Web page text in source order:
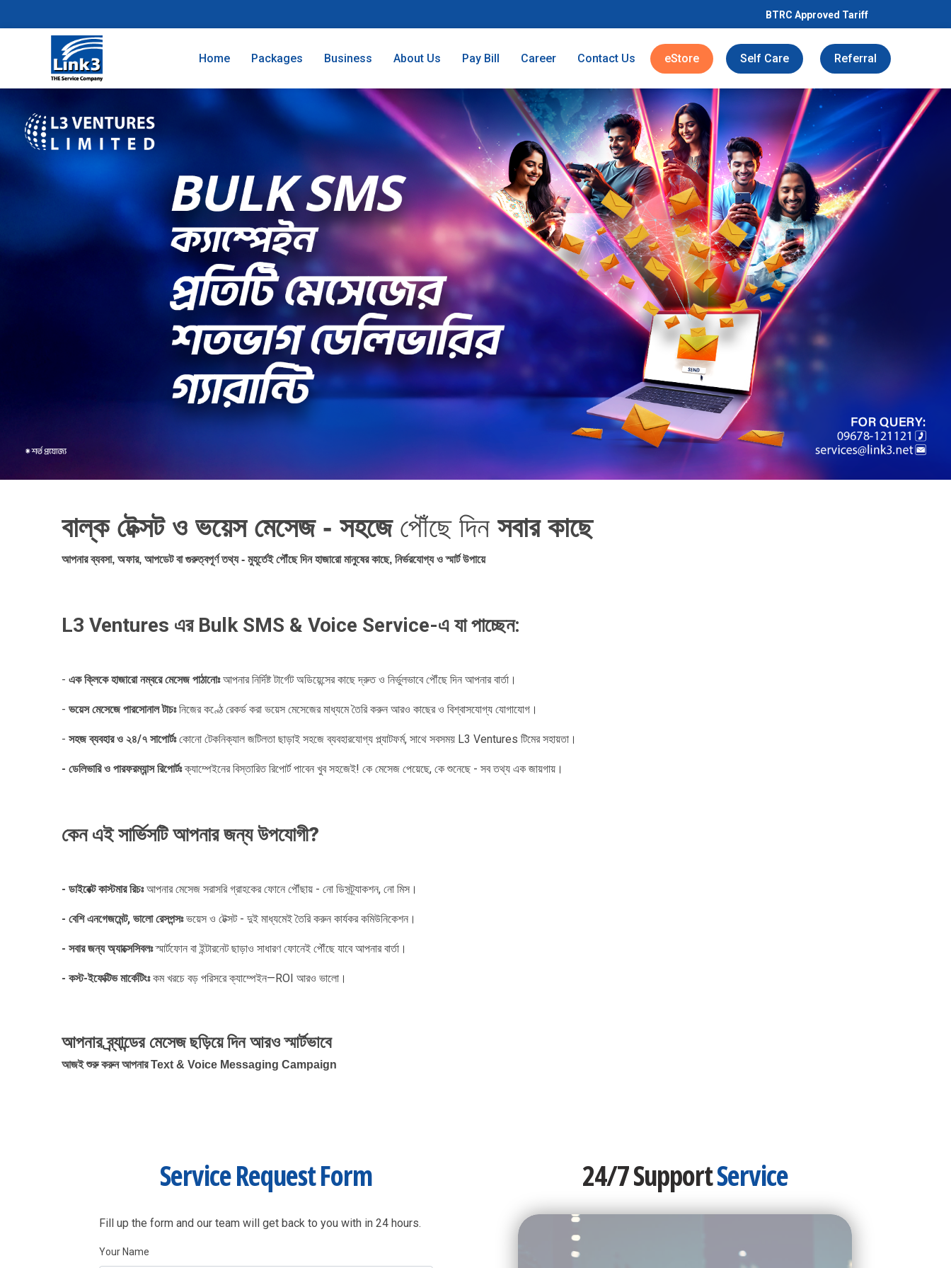
BTRC Approved Tariff
Home Packages Business About Us Pay Bill Career Contact Us eStore Self Care Referral
বাল্ক টেক্সট ও ভয়েস মেসেজ - সহজেপৌঁছে দিন সবার কাছে
আপনার ব্যবসা, অফার, আপডেট বা গুরুত্বপূর্ণ তথ্য - মুহূর্তেই পৌঁছে দিন হাজারো মানুষের কাছে, নির্ভরযোগ্য ও স্মার্ট উপায়ে
L3 Ventures এর Bulk SMS & Voice Service-এ যা পাচ্ছেন:
- এক ক্লিকে হাজারো নম্বরে মেসেজ পাঠানোঃআপনার নির্দিষ্ট টার্গেট অডিয়েন্সের কাছে দ্রুত ও নির্ভুলভাবে পৌঁছে দিন আপনার বার্তা।
- ভয়েস মেসেজে পারসোনাল টাচঃনিজের কণ্ঠে রেকর্ড করা ভয়েস মেসেজের মাধ্যমে তৈরি করুন আরও কাছের ও বিশ্বাসযোগ্য যোগাযোগ।
- সহজ ব্যবহার ও ২৪/৭ সাপোর্টঃকোনো টেকনিক্যাল জটিলতা ছাড়াই সহজে ব্যবহারযোগ্য প্ল্যাটফর্ম, সাথে সবসময় L3 Ventures টিমের সহায়তা।
- ডেলিভারি ও পারফরম্যান্স রিপোর্টঃক্যাম্পেইনের বিস্তারিত রিপোর্ট পাবেন খুব সহজেই! কে মেসেজ পেয়েছে, কে শুনেছে - সব তথ্য এক জায়গায়।
কেন এই সার্ভিসটি আপনার জন্য উপযোগী?
- ডাইরেক্ট কাস্টমার রিচঃআপনার মেসেজ সরাসরি গ্রাহকের ফোনে পৌঁছায় - নো ডিসট্র্যাকশন, নো মিস।
- বেশি এনগেজমেন্ট, ভালো রেসপন্সঃভয়েস ও টেক্সট - দুই মাধ্যমেই তৈরি করুন কার্যকর কমিউনিকেশন।
- সবার জন্য অ্যাক্সেসিবলঃস্মার্টফোন বা ইন্টারনেট ছাড়াও সাধারণ ফোনেই পৌঁছে যাবে আপনার বার্তা।
- কস্ট-ইফেক্টিভ মার্কেটিংঃকম খরচে বড় পরিসরে ক্যাম্পেইন—ROI আরও ভালো।
আপনার ব্র্যান্ডের মেসেজ ছড়িয়ে দিন আরও স্মার্টভাবে
আজই শুরু করুন আপনারText & Voice Messaging Campaign
Service Request Form
Fill up the form and our team will get back to you with in 24 hours.
Your Name
24/7 SupportService